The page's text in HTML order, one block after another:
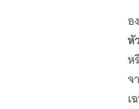
นิเวศสื่อสาธาร
Policy Watch
จับตาอนาคตปร
อ
หั
ห
จ
เ